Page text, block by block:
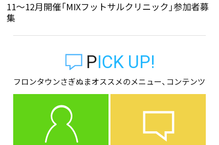
11〜12月開催「MIXフットサルクリニック」参加者募
集
PICK UP!
フロンタウンさぎぬまオススメのメニュー、コンテンツ